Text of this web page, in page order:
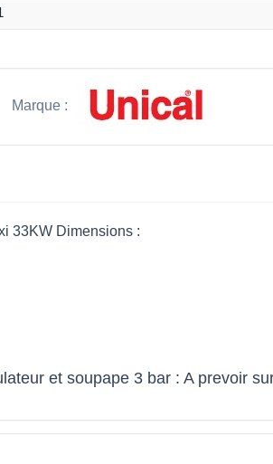
Marque :
33KW Dimensions :
et soupape 3 bar : A prevoir